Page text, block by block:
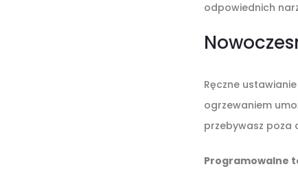
odpowiednich
Ręczne
ogrzewaniem
przebywasz poza
Programowalne